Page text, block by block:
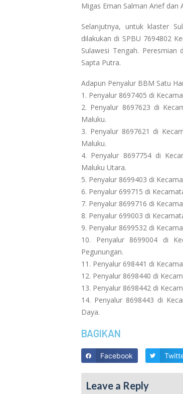
Migas Eman Salman Arief dan
Selanjutnya, untuk klaster
dilakukan di SPBU 7694802
Sulawesi Tengah.
Sapta Putra.
Adapun Penyalur BBM Satu
1. Penyalur 8697405 di
2. Penyalur 8697623 di
Maluku.
3. Penyalur 8697621 di
Maluku.
4. Penyalur 8697754 di
Maluku Utara.
5. Penyalur 8699403 di
6. Penyalur 699715 di
7. Penyalur 8699716 di
8. Penyalur 699003 di
9. Penyalur 8699532 di
10. Penyalur 8699004 di
Pegunungan.
11. Penyalur 698441 di
12. Penyalur 8698440 di
13. Penyalur 8698442 di
14. Penyalur 8698443 di
Daya.
BAGIKAN
Facebook
Leave a Reply